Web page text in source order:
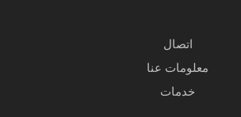
اتصال
معلومات عنا
خدمات